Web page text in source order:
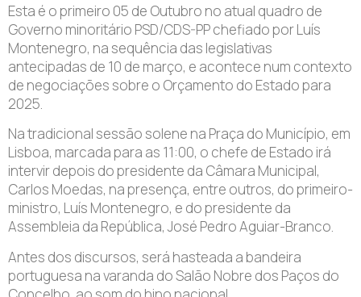
Esta é o primeiro 05 de Outubro no atual quadro de
Governo minoritário PSD/CDS-PP chefiado por Luís
Montenegro, na sequência das legislativas
antecipadas de 10 de março, e acontece num contexto
de negociações sobre o Orçamento do Estado para
2025.
Na tradicional sessão solene na Praça do Município, em
Lisboa, marcada para as 11:00, o chefe de Estado irá
intervir depois do presidente da Câmara Municipal,
Carlos Moedas, na presença, entre outros, do primeiro-
ministro, Luís Montenegro, e do presidente da
Assembleia da República, José Pedro Aguiar-Branco.
Antes dos discursos, será hasteada a bandeira
portuguesa na varanda do Salão Nobre dos Paços do